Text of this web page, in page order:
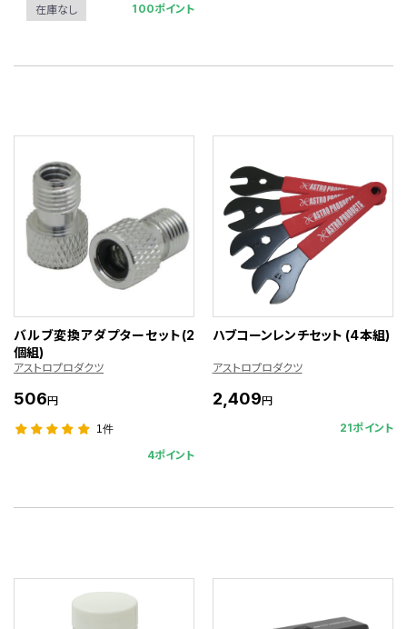
在庫なし 100ポイント
バルブ変換アダプターセット(2
個組)
アストロプロダクツ
506円
1件
4ポイント
ハブコーンレンチセット (4本組)
アストロプロダクツ
2,409円
21ポイント